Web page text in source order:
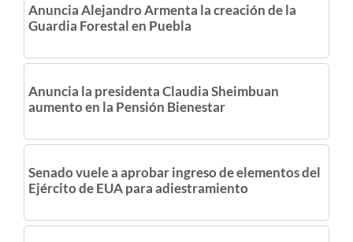
Anuncia Alejandro Armenta la creación de la
Guardia Forestal en Puebla
Anuncia la presidenta Claudia Sheimbuan
aumento en la Pensión Bienestar
Senado vuele a aprobar ingreso de elementos del
Ejército de EUA para adiestramiento